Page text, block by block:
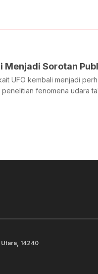
Menjadi Sorotan
UFO kembali menjadi
fenomena udara
14240